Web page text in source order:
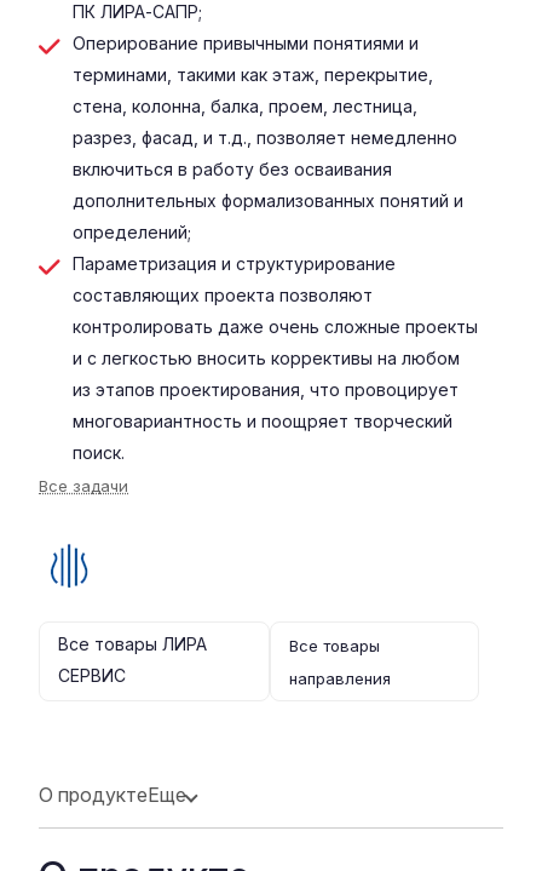
ПК ЛИРА-САПР;
Оперирование привычными понятиями и
терминами, такими как этаж, перекрытие,
стена, колонна, балка, проем, лестница,
разрез, фасад, и т.д., позволяет немедленно
включиться в работу без осваивания
дополнительных формализованных понятий и
определений;
Параметризация и структурирование
составляющих проекта позволяют
контролировать даже очень сложные проекты
и с легкостью вносить коррективы на любом
из этапов проектирования, что провоцирует
многовариантность и поощряет творческий
поиск.
Все задачи
Все товары ЛИРА
СЕРВИС
Все товары
направления
О продуктеЕще